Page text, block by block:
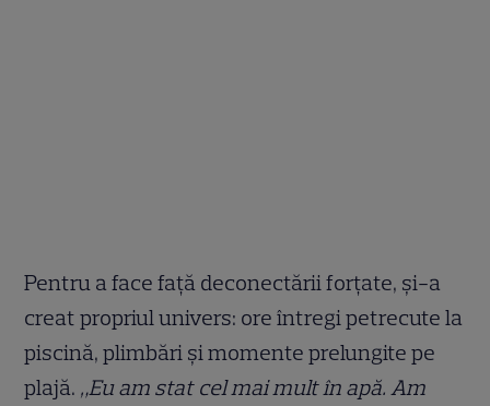
Pentru a face față deconectării forțate, și-a
creat propriul univers: ore întregi petrecute la
piscină, plimbări și momente prelungite pe
plajă. „Eu am stat cel mai mult în apă. Am